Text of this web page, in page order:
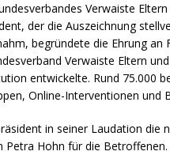
Verwaiste
der die Auszeichnung
begründete die Ehrung an
Verwaiste Eltern
entwickelte. Rund 75.000
Online-Interventionen und
in seiner Laudation die
Petra Hohn für die